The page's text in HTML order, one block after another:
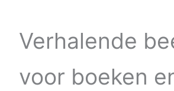
Verhalende
voor boeken